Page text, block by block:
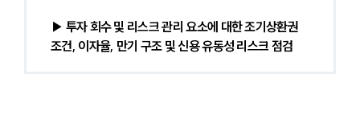
▶ 투자 회수 및 리스크 관리 요소에 대한 조기상환권
조건, 이자율, 만기 구조 및 신용 유동성 리스크 점검